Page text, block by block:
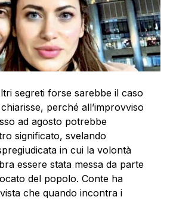
segreti forse sarebbe il caso
perché all’improvviso
ad agosto potrebbe
significato, svelando
in cui la volontà
essere stata messa da parte
del popolo. Conte ha
che quando incontra i